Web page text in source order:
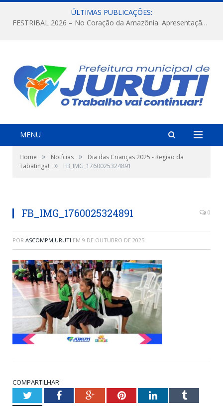
ÚLTIMAS PUBLICAÇÕES:
FESTRIBAL 2026 – No Coração da Amazônia. Apresentação da Munduruku.
MENU
Home » Notícias »
Dia das Crianças 2025 - Região da
Tabatinga!
» FB_IMG_1760025324891
FB_IMG_1760025324891 0
POR ASCOMPMJURUTI EM 9 DE OUTUBRO DE 2025
COMPARTILHAR:
TwitterFacebookGoogle+PinterestLinkedInTumblr